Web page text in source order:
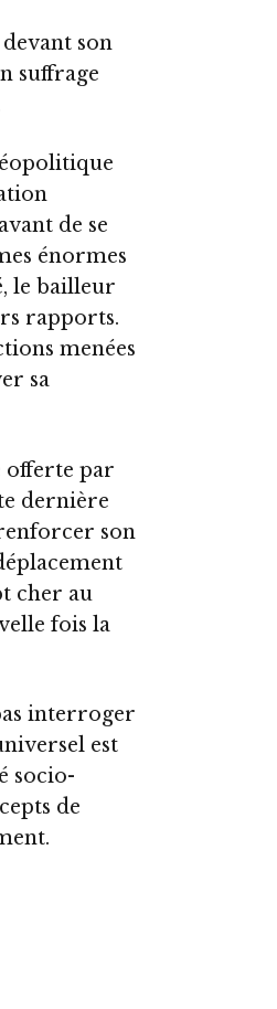
son
suffrage
de se
énormes
le bailleur
rapports.
menées
sa
offerte par
dernière
son
cher au
fois la
interroger
est
socio-
de